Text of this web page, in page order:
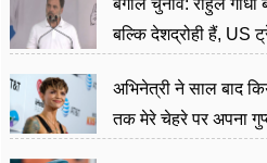
बंगाल चुनाव: राहुल गांधी
बल्कि देशद्रोही हैं, US
अभिनेत्री ने साल बाद
तक मेरे चेहरे पर अपना